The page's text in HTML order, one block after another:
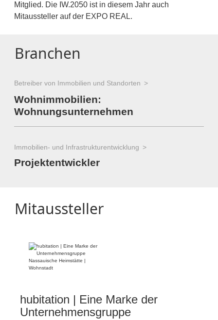
Mitglied. Die IW.2050 ist in diesem Jahr auch
Mitaussteller auf der EXPO REAL.
Branchen
Betreiber von Immobilien und Standorten
Wohnimmobilien:
Wohnungsunternehmen
Immobilien- und Infrastrukturentwicklung
Projektentwickler
Mitaussteller
hubitation | Eine Marke der
Unternehmensgruppe